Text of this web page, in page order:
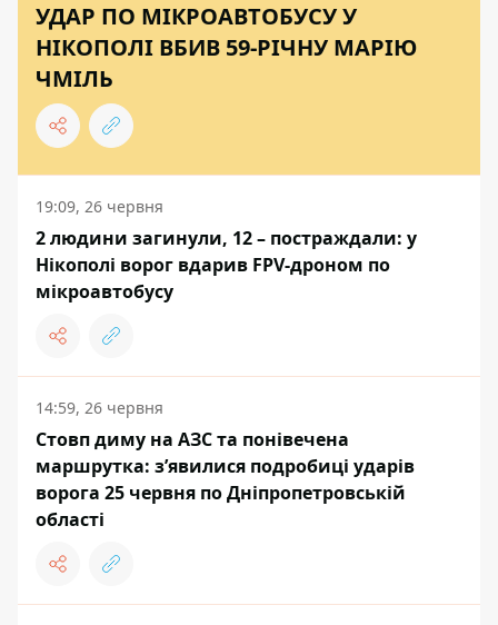
УДАР ПО МІКРОАВТОБУСУ У
НІКОПОЛІ ВБИВ 59-РІЧНУ МАРІЮ
ЧМІЛЬ
19:09, 26 червня
2 людини загинули, 12 – постраждали: у
Нікополі ворог вдарив FPV-дроном по
мікроавтобусу
14:59, 26 червня
Стовп диму на АЗС та понівечена
маршрутка: з’явилися подробиці ударів
ворога 25 червня по Дніпропетровській
області